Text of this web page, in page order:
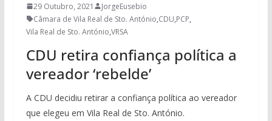
29 Outubro, 2021
JorgeEusebio
Câmara de Vila Real de Sto. António,CDU,PCP,
Vila Real de Sto. António,VRSA
CDU retira confiança política a
vereador ‘rebelde’
A CDU decidiu retirar a confiança política ao vereador
que elegeu em Vila Real de Sto. António.